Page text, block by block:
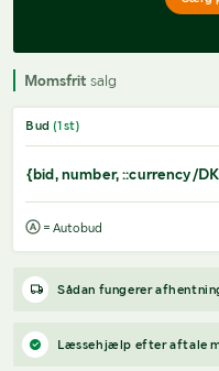
Momsfrit salg
Bud (1st)
{bid, number, ::currency/
= Autobud
Sådan fungerer
Varen forbliver hos
varen. Når betalingen er
Læssehjælp efter aftale